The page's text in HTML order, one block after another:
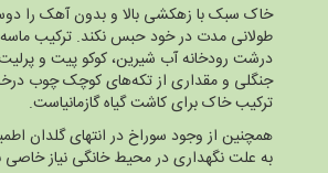
خاک سبک با زهکشی بالا و بدون آهک را
طولانی مدت در خود حبس نکند. ترکیب
درشت رودخانه آب شیرین، کوکو پیت و
جنگلی و مقداری از تکه‌‌های کوچک چوب
ترکیب خاک برای کاشت گیاه گازمانیاست.
همچنین از وجود سوراخ در انتهای گلدان
به علت نگهداری در محیط خانگی نیاز خاصی